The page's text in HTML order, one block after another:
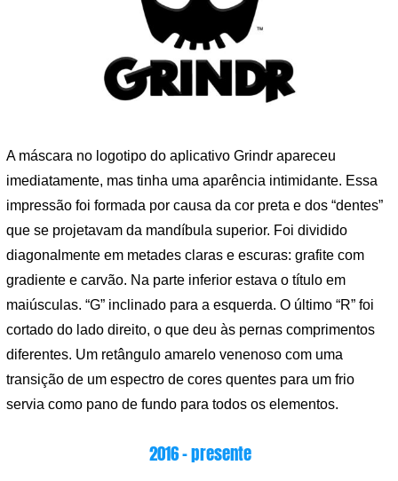
A máscara no logotipo do aplicativo Grindr apareceu
imediatamente, mas tinha uma aparência intimidante. Essa
impressão foi formada por causa da cor preta e dos “dentes”
que se projetavam da mandíbula superior. Foi dividido
diagonalmente em metades claras e escuras: grafite com
gradiente e carvão. Na parte inferior estava o título em
maiúsculas. “G” inclinado para a esquerda. O último “R” foi
cortado do lado direito, o que deu às pernas comprimentos
diferentes. Um retângulo amarelo venenoso com uma
transição de um espectro de cores quentes para um frio
servia como pano de fundo para todos os elementos.
2016 – presente